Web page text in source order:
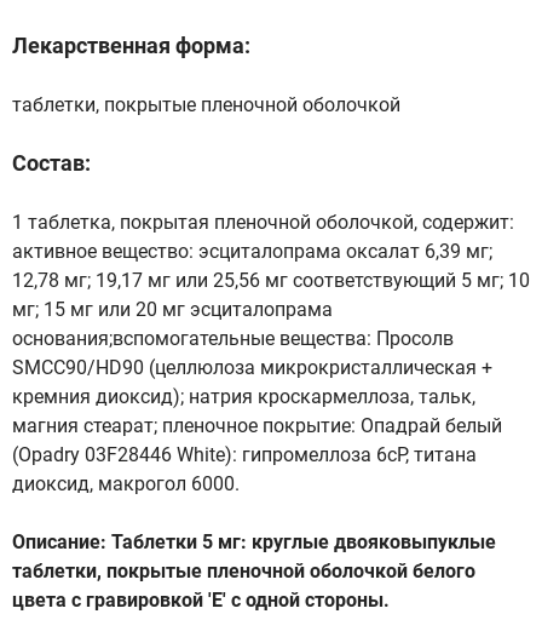
Лекарственная форма:
таблетки, покрытые пленочной оболочкой
Состав:
1 таблетка, покрытая пленочной оболочкой, содержит:
активное вещество: эсциталопрама оксалат 6,39 мг;
12,78 мг; 19,17 мг или 25,56 мг соответствующий 5 мг; 10
мг; 15 мг или 20 мг эсциталопрама
основания;вспомогательные вещества: Просолв
SMCC90/HD90 (целлюлоза микрокристаллическая +
кремния диоксид); натрия кроскармеллоза, тальк,
магния стеарат; пленочное покрытие: Опадрай белый
(Opadry 03F28446 White): гипромеллоза 6сР, титана
диоксид, макрогол 6000.
Описание: Таблетки 5 мг: круглые двояковыпуклые
таблетки, покрытые пленочной оболочкой белого
цвета с гравировкой 'Е' с одной стороны.